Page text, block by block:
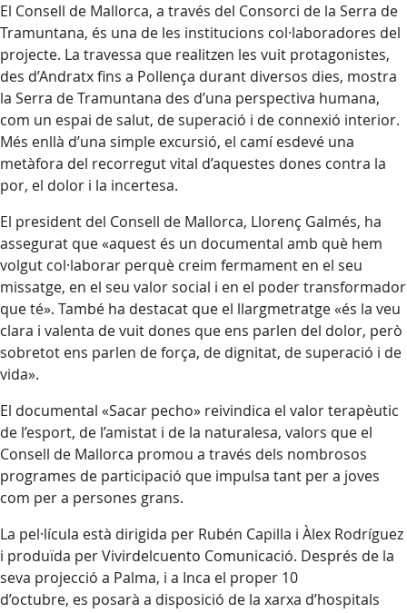
El Consell de Mallorca, a través del Consorci de la Serra de
Tramuntana, és una de les institucions col·laboradores del
projecte. La travessa que realitzen les vuit protagonistes,
des d’Andratx fins a Pollença durant diversos dies, mostra
la Serra de Tramuntana des d’una perspectiva humana,
com un espai de salut, de superació i de connexió interior.
Més enllà d’una simple excursió, el camí esdevé una
metàfora del recorregut vital d’aquestes dones contra la
por, el dolor i la incertesa.
El president del Consell de Mallorca, Llorenç Galmés, ha
assegurat que «aquest és un documental amb què hem
volgut col·laborar perquè creim fermament en el seu
missatge, en el seu valor social i en el poder transformador
que té». També ha destacat que el llargmetratge «és la veu
clara i valenta de vuit dones que ens parlen del dolor, però
sobretot ens parlen de força, de dignitat, de superació i de
vida».
El documental «Sacar pecho» reivindica el valor terapèutic
de l’esport, de l’amistat i de la naturalesa, valors que el
Consell de Mallorca promou a través dels nombrosos
programes de participació que impulsa tant per a joves
com per a persones grans.
La pel·lícula està dirigida per Rubén Capilla i Àlex Rodríguez
i produïda per Vivirdelcuento Comunicació. Després de la
seva projecció a Palma, i a Inca el proper 10
d’octubre, es posarà a disposició de la xarxa d’hospitals